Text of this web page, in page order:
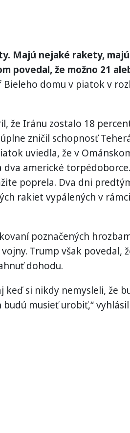
Majú nejaké rakety,
povedal, že možno 21
domu v piatok v
že Iránu zostalo 18
zničil schopnosť
uviedla, že v
dva americké
poprela. Dva dni
rakiet vypálených v
poznačených
Trump však povedal,
dohodu.
keď si nikdy nemysleli, že
budú musieť urobiť,“